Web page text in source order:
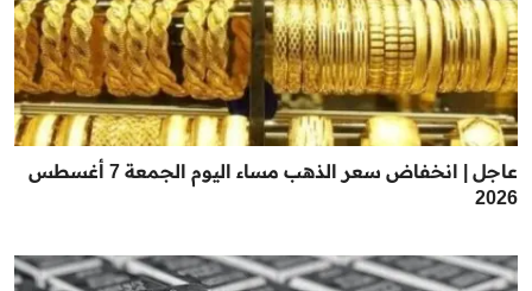
عاجل | انخفاض سعر الذهب مساء اليوم الجمعة 7 أغسطس
2026